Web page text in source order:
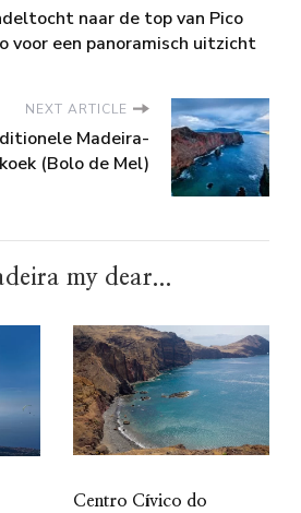
naar de top van Pico
voor een panoramisch uitzicht
NEXT ARTICLE
Madeira-
(Bolo de Mel)
my dear...
Centro Cívico do